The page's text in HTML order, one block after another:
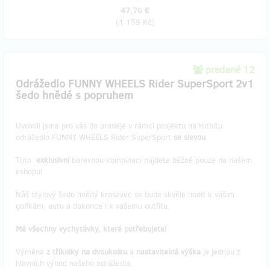
47,76 €
(1 159 Kč)
predané 12
Odrážedlo FUNNY WHEELS Rider SuperSport 2v1
šedo hnědé s popruhem
Uvolnili jsme pro vás do prodeje v rámci projektu na Hithitu
odrážedlo FUNNY WHEELS Rider SuperSport se slevou.
Tuto exklusivní barevnou kombinaci najdete běžně pouze na našem
eshopu!
Náš stylový šedo hnědý krasavec se bude skvěle hodit k vašim
golfkám, autu a dokonce i k vašemu outfitu.
Má všechny vychytávky, které potřebujete!
Výměna z tříkolky na dvoukolku a nastavitelná výška je jednou z
hlavních výhod našeho odrážedla.